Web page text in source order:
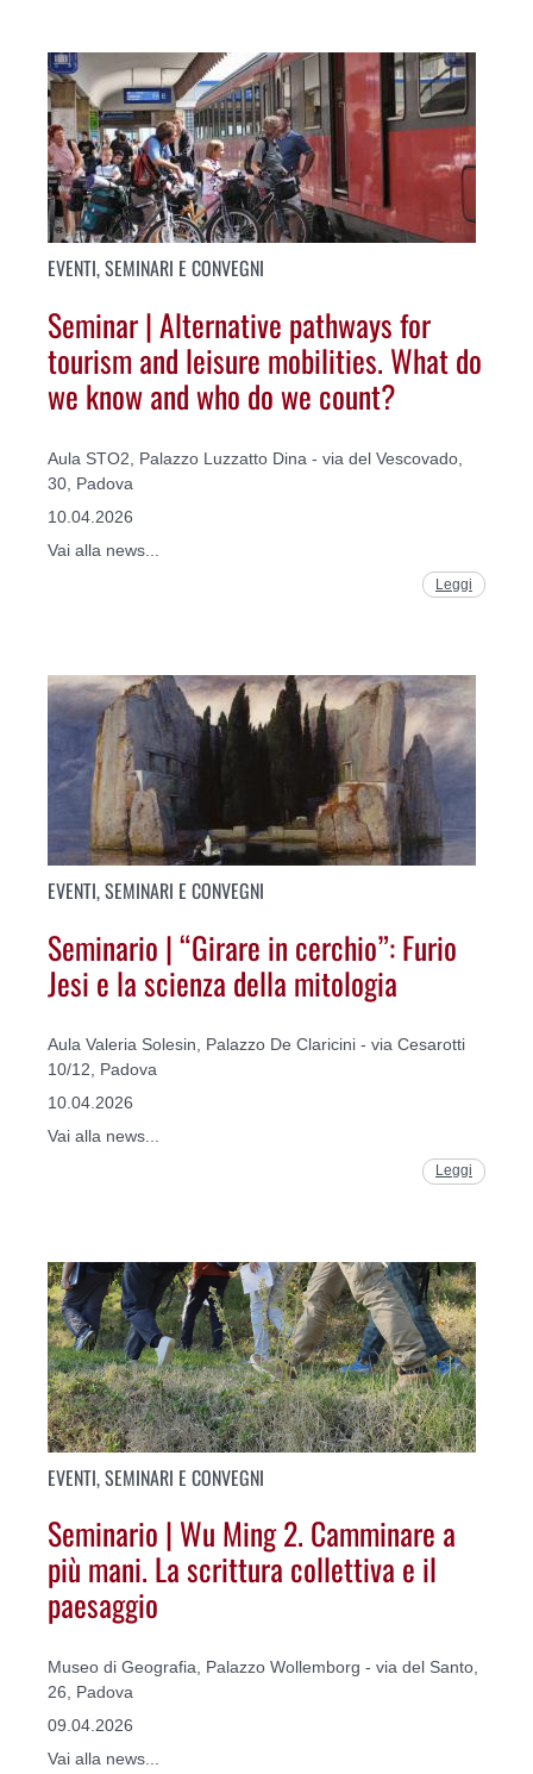
EVENTI, SEMINARI E CONVEGNI
Seminar | Alternative pathways for
tourism and leisure mobilities. What do
we know and who do we count?
Aula STO2, Palazzo Luzzatto Dina - via del Vescovado,
30, Padova
10.04.2026
Vai alla news...
Leggi
EVENTI, SEMINARI E CONVEGNI
Seminario | “Girare in cerchio”: Furio
Jesi e la scienza della mitologia
Aula Valeria Solesin, Palazzo De Claricini - via Cesarotti
10/12, Padova
10.04.2026
Vai alla news...
Leggi
EVENTI, SEMINARI E CONVEGNI
Seminario | Wu Ming 2. Camminare a
più mani. La scrittura collettiva e il
paesaggio
Museo di Geografia, Palazzo Wollemborg - via del Santo,
26, Padova
09.04.2026
Vai alla news...